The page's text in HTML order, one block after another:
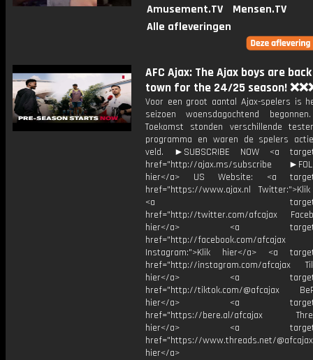
Amusement.TV
Mensen.TV
Alle afleveringen
AFC Ajax: The Ajax boys are
town for the 24/25 season!
Voor een groot aantal Ajax-spelers is
seizoen woensdagochtend
Toekomst stonden verschillende
programma en waren de spelers
veld. ►SUBSCRIBE NOW <a
href="http://ajax.ms/subscribe
hier</a> US Website: <a
href="https://www.ajax.nl
<a
href="http://twitter.com/afcajax
hier</a> <a
href="http://facebook.com/afcajax
Instagram:">Klik hier</a> <a
href="http://instagram.com/afcajax
hier</a> <a
href="http://tiktok.com/@afcajax
hier</a> <a
href="https://bere.al/afcajax
hier</a> <a
href="https://www.threads.net/
hier</a>